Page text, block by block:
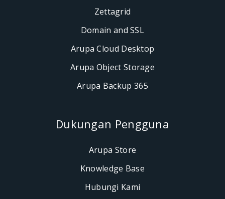
Zettagrid
Domain and SSL
Arupa Cloud Desktop
Arupa Object Storage
Arupa Backup 365
Dukungan Pengguna
Arupa Store
Knowledge Base
Hubungi Kami